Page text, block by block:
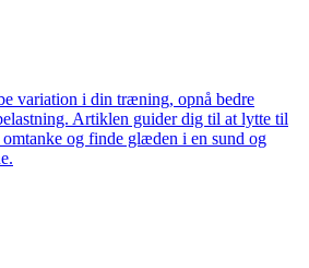
variation i din træning, opnå bedre
Artiklen guider dig til at lytte til
og finde glæden i en sund og